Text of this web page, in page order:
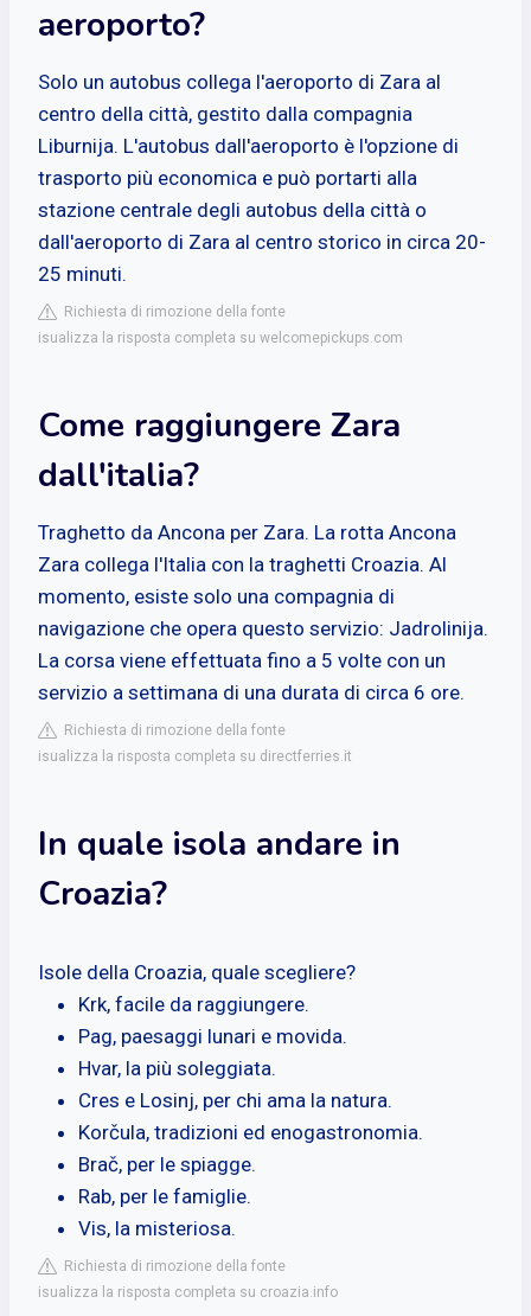
aeroporto?
Solo un autobus collega l'aeroporto di Zara al
centro della città, gestito dalla compagnia
Liburnija. L'autobus dall'aeroporto è l'opzione di
trasporto più economica e può portarti alla
stazione centrale degli autobus della città o
dall'aeroporto di Zara al centro storico in circa 20-
25 minuti.
Richiesta di rimozione della fonte
isualizza la risposta completa su welcomepickups.com
Come raggiungere Zara
dall'italia?
Traghetto da Ancona per Zara. La rotta Ancona
Zara collega l'Italia con la traghetti Croazia. Al
momento, esiste solo una compagnia di
navigazione che opera questo servizio: Jadrolinija.
La corsa viene effettuata fino a 5 volte con un
servizio a settimana di una durata di circa 6 ore.
Richiesta di rimozione della fonte
isualizza la risposta completa su directferries.it
In quale isola andare in
Croazia?
Isole della Croazia, quale scegliere?
Krk, facile da raggiungere.
Pag, paesaggi lunari e movida.
Hvar, la più soleggiata.
Cres e Losinj, per chi ama la natura.
Korčula, tradizioni ed enogastronomia.
Brač, per le spiagge.
Rab, per le famiglie.
Vis, la misteriosa.
Richiesta di rimozione della fonte
isualizza la risposta completa su croazia.info